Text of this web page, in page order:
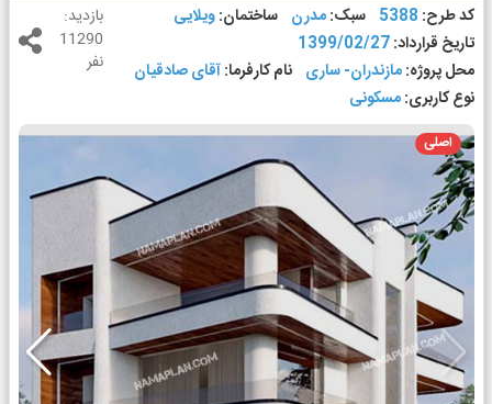
کد طرح: 5388 سبک:مدرن ساختمان:ویلایی
تاریخ قرارداد:1399/02/27
محل پروژه:مازندران- ساری نام کارفرما:آقای صادقیان
نوع کاربری:مسکونی
بازدید:
11290
نفر
اصلی